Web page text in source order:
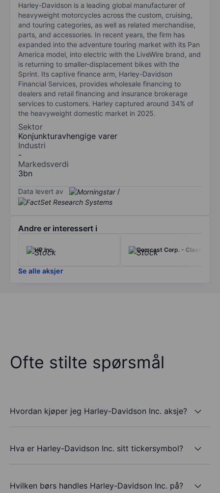
Harley-Davidson is a leading global manufacturer of
heavyweight motorcycles across the custom, cruising,
and touring categories, as well as related merchandise,
parts, and accessories. In recent years, the firm has
expanded into the adventure touring market with its Pan
America model, into electric with the LiveWire brand, and
is returning to smaller-displacement bikes with the
Sprint. Its captive finance arm, Harley-Davidson
Financial Services, provides wholesale financing to
dealers and retail financing and insurance brokerage
services to customers. Harley captured around 34% of
the heavyweight domestic market in 2025.
Sektor
Konjunkturavhengige varer
Industri
-
Markedsverdi
3bn
Data levert av /
Andre er interessert i
HP Inc. Comcast Corp. - Class A
Se alle aksjer
Ofte stilte spørsmål
Hvordan kjøper jeg Harley-Davidson Inc. aksje?
Hva er Harley-Davidson Inc. sitt tickersymbol?
Hvilken børs handles Harley-Davidson Inc. på?